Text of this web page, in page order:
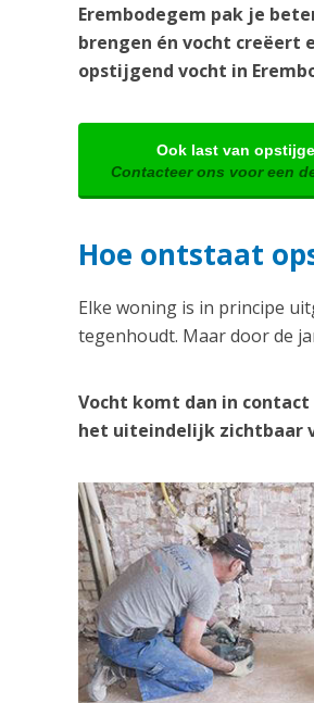
Erembodegem pak je
brengen én vocht creëert
opstijgend vocht in
Ook last van
Contacteer ons voor een
Hoe ontstaat
Elke woning is in principe
tegenhoudt. Maar door de
Vocht komt dan in
het uiteindelijk zichtbaar